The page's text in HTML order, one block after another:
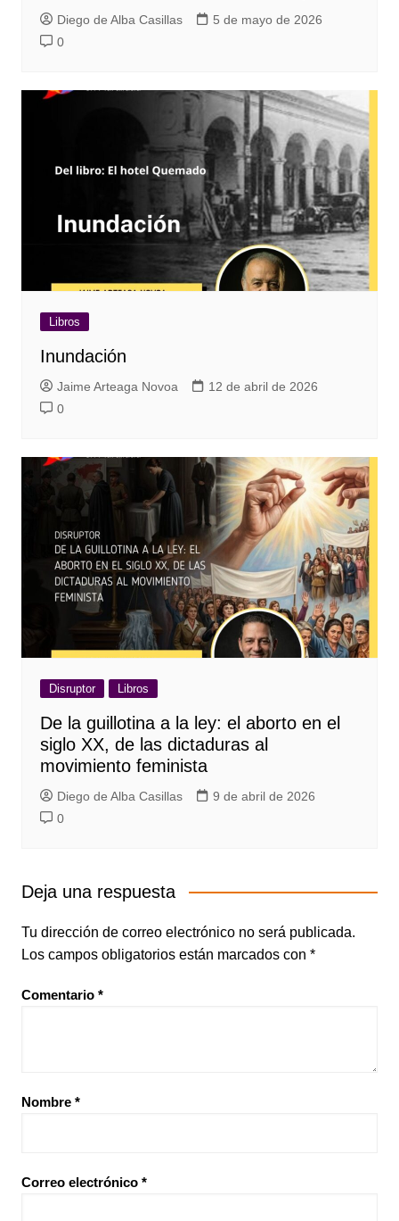
Diego de Alba Casillas
5 de mayo de 2026
0
Libros
Inundación
Jaime Arteaga Novoa
12 de abril de 2026
0
Disruptor Libros
De la guillotina a la ley: el aborto en el
siglo XX, de las dictaduras al
movimiento feminista
Diego de Alba Casillas
9 de abril de 2026
0
Deja una respuesta
Tu dirección de correo electrónico no será publicada.
Los campos obligatorios están marcados con *
Comentario *
Nombre *
Correo electrónico *